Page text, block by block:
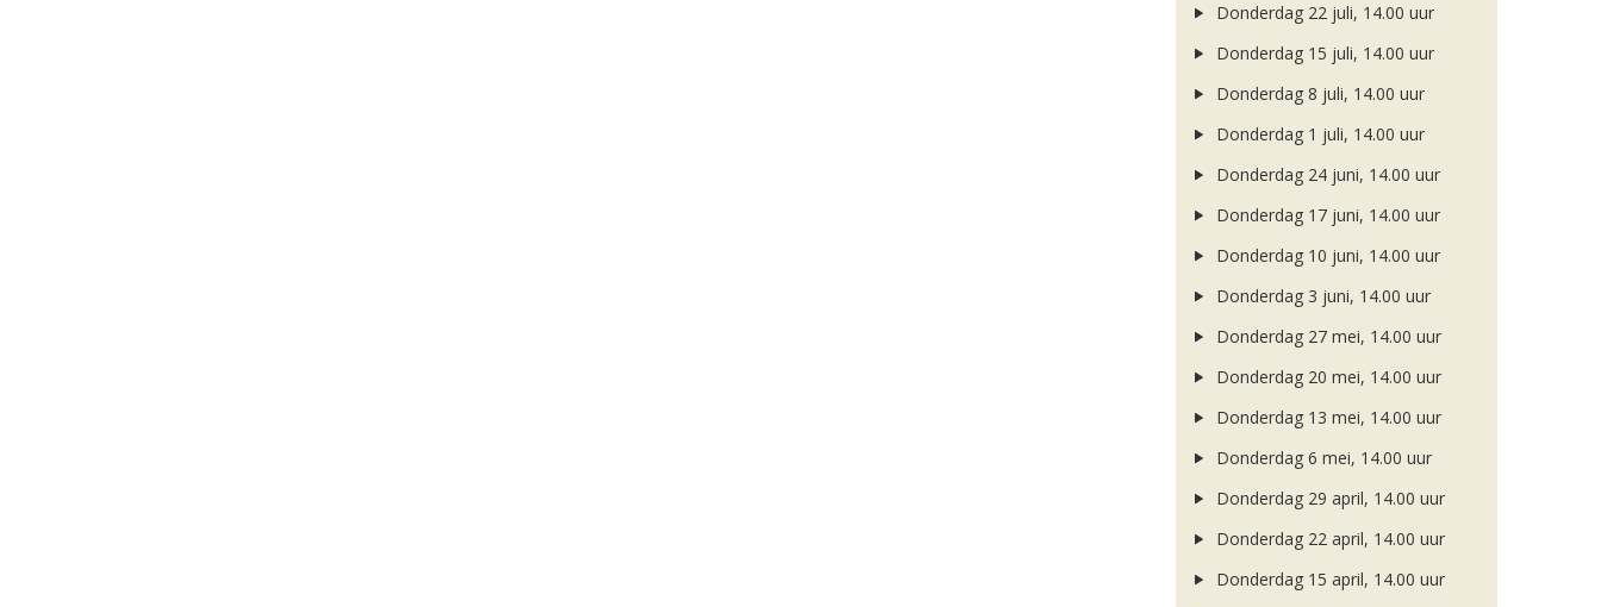
Donderdag 22 juli, 14.00 uur
Donderdag 15 juli, 14.00 uur
Donderdag 8 juli, 14.00 uur
Donderdag 1 juli, 14.00 uur
Donderdag 24 juni, 14.00 uur
Donderdag 17 juni, 14.00 uur
Donderdag 10 juni, 14.00 uur
Donderdag 3 juni, 14.00 uur
Donderdag 27 mei, 14.00 uur
Donderdag 20 mei, 14.00 uur
Donderdag 13 mei, 14.00 uur
Donderdag 6 mei, 14.00 uur
Donderdag 29 april, 14.00 uur
Donderdag 22 april, 14.00 uur
Donderdag 15 april, 14.00 uur